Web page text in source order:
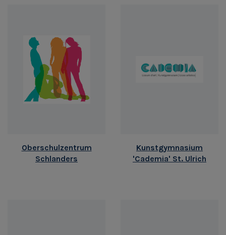
Oberschulzentrum
Schlanders
Kunstgymnasium
'Cademia' St. Ulrich